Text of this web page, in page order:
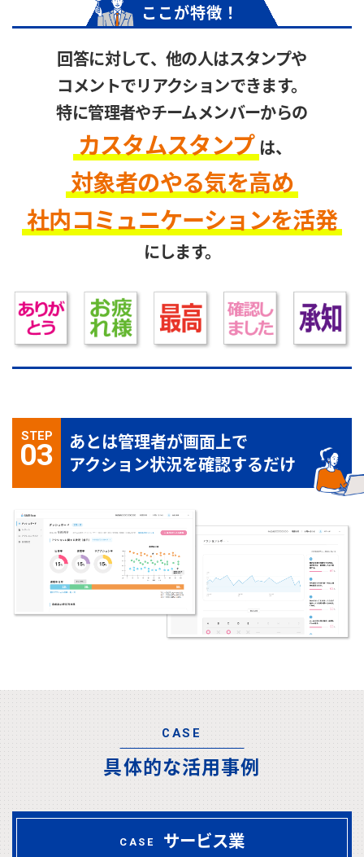
ここが特徴！
回答に対して、他の人はスタンプや
コメントでリアクションできます。
特に管理者やチームメンバーからの
カスタムスタンプ は、
対象者のやる気を高め
社内コミュニケーションを活発
にします。
STEP
03
あとは管理者が画面上で
アクション状況を確認するだけ
CASE
具体的な活用事例
CASE サービス業